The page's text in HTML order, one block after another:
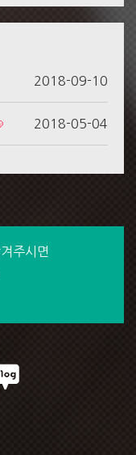
2018-09-10
2018-05-04
주시면